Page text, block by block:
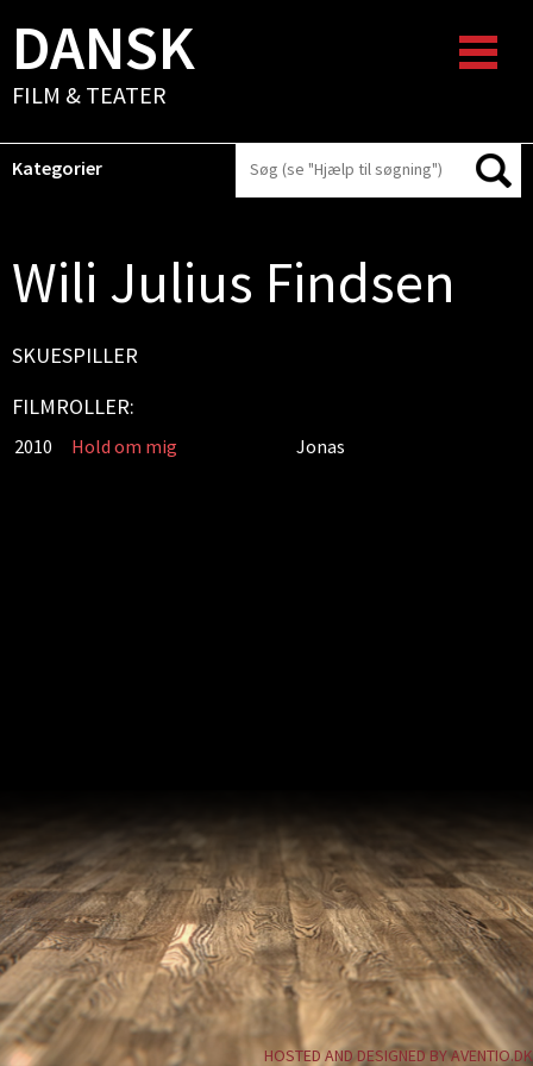
DANSK
FILM & TEATER
Kategorier
Wili Julius Findsen
SKUESPILLER
FILMROLLER:
2010 Hold om mig Jonas
HOSTED AND DESIGNED BY AVENTIO.DK